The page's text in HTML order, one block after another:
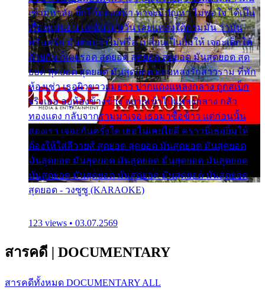
เข้ามหาลัย จิ๊กโก๊มองหน้า ท่าจะมีปัญหา ไม่พอใจ ได้เป็น
เรื่องแน่นอน แต่ฉันไม่หวั่น เลยแหลงใต้ถามมัน ว่ามัน
พรั่นพรือ มันตอบว่าไม่พรื่อ เปลี่ยนเป็นยิ้มให้ เจอะเด็กใต้
ด้วยกัน ก็เลยรอด สุดยอด สุดยอด สุดยอด มันสุดยอด สุด
ยอด สุดยอด สุดยอด มันสุดยอด แอบหลงรักสาวราม ที่พัก
ห้องเช่า เธอผิวขาวผมยาว ปากแดงแหลงกลาง ถูกสเป็ก
จริงเธอ อยู่ห้องข้างข้าง อยากเข้าไปแหลงกลาง กลัว
ทองแดง กลับจากรามมาเจอ เธอมาซื้อข้าว แต่ก่อนนั้น
สองเรา เจอะกันครั้งใด เธอไม่เคยไยดี คราวนี้เธอยิ้มให้
ต้องให้ใส่ลีวายส์ สุดยอด สุดยอด มันสุดยอด มันสุดยอด
มันสุดยอด มันสุดยอด มันสุดยอด มันสุดยอด มันสุดยอด
มันสุดยอด มันสุดยอด มันสุดยอด มันสุดยอด มันสุดยอด
สุดยอด - วงซูซู (KARAOKE)
123 views • 03.07.2569
สารคดี | DOCUMENTARY
สารคดีทั้งหมด DOCUMENTARY ALL